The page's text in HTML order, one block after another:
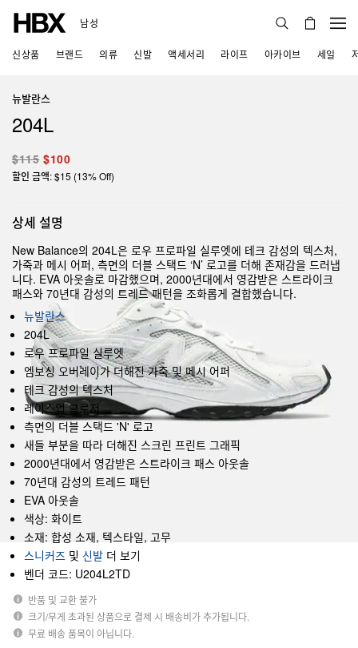
남성
신상품 브랜드 의류 신발 액세서리 라이프 아카이브 세일
뉴발란스
204L
$115 $100
할인 금액: $15 (13% Off)
상세 설명
New Balance의 204L은 로우 프로파일 실루엣에 테크 감성의 텍스처,
가죽과 메시 어퍼, 측면의 더블 스택드 ‘N’ 로고를 더해 존재감을 드러냅
니다. EVA 아웃솔로 마감했으며, 2000년대에서 영감받은 스트라이크
패스와 70년대 감성의 트레드 패턴을 조화롭게 결합했습니다.
뉴발란스
204L
로우 프로파일 실루엣
엠보싱 오버레이가 더해진 가죽 및 메시 어퍼
테크 감성의 텍스처
레이스업 클로저
측면의 더블 스택드 'N' 로고
새들 부분을 따라 더해진 스크린 프린트 그래픽
2000년대에서 영감받은 스트라이크 패스 아웃솔
70년대 감성의 트레드 패턴
EVA 아웃솔
색상: 화이트
소재: 합성 소재, 텍스타일, 고무
스니커즈 및 신발 더 보기
벤더 코드: U204L2TD
반품 및 교환 불가
크기/무게 초과된 상품으로 결제 시 배송비가 추가됩니다.
무료 배송 품목이 아닙니다.